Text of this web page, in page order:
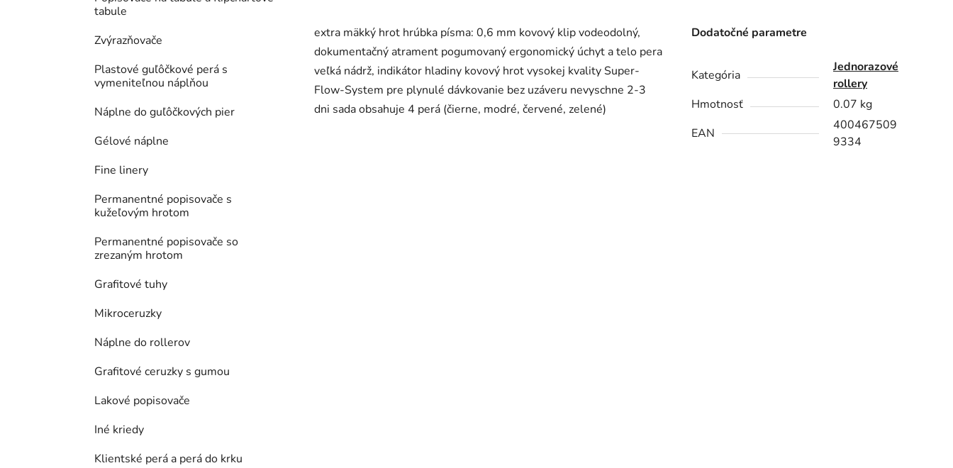
tabule
Zvýrazňovače
Plastové guľôčkové perá s
vymeniteľnou náplňou
Náplne do guľôčkových pier
Gélové náplne
Fine linery
Permanentné popisovače s
kužeľovým hrotom
Permanentné popisovače so
zrezaným hrotom
Grafitové tuhy
Mikroceruzky
Náplne do rollerov
Grafitové ceruzky s gumou
Lakové popisovače
Iné kriedy
Klientské perá a perá do krku
extra mäkký hrot hrúbka písma: 0,6 mm kovový klip vodeodolný,
dokumentačný atrament pogumovaný ergonomický úchyt a telo pera
veľká nádrž, indikátor hladiny kovový hrot vysokej kvality Super-
Flow-System pre plynulé dávkovanie bez uzáveru nevyschne 2-3
dni sada obsahuje 4 perá (čierne, modré, červené, zelené)
Dodatočné parametre
Kategória
Jednorazové
rollery
Hmotnosť
0.07 kg
EAN
400467509
9334